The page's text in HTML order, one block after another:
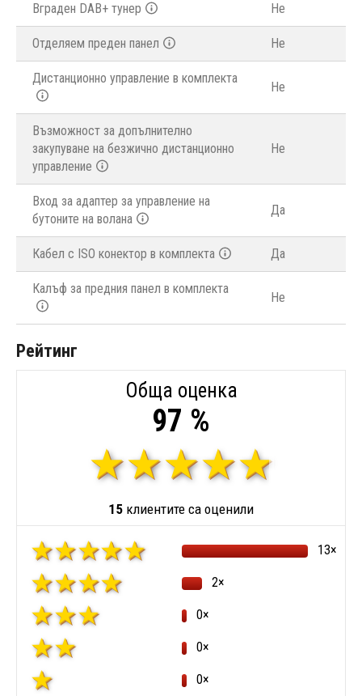
Вграден DAB+ тунер Не
Отделяем преден панел Не
Дистанционно управление в комплекта
Не
Възможност за допълнително
закупуване на безжично дистанционно
управление
Не
Вход за адаптер за управление на
бутоните на волана
Да
Кабел с ISO конектор в комплекта Да
Калъф за предния панел в комплекта
Не
Рейтинг
Обща оценка
97 %
15 клиентите са оценили
13×
2×
0×
0×
0×